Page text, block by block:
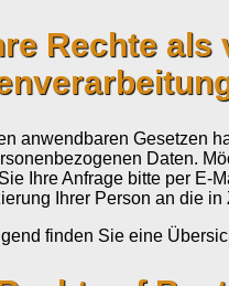
Rechte als
anwendbaren Gesetzen
Daten.
Ihre Anfrage bitte per E-
Ihrer Person an die
finden Sie eine